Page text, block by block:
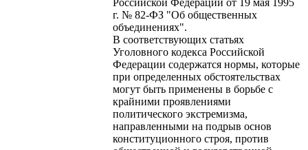
Российской Федерации от 19 мая 1995
г. № 82-ФЗ "Об общественных
объединениях".
В соответствующих статьях
Уголовного кодекса Российской
Федерации содержатся нормы, которые
при определенных обстоятельствах
могут быть применены в борьбе с
крайними проявлениями
политического экстремизма,
направленными на подрыв основ
конституционного строя, против